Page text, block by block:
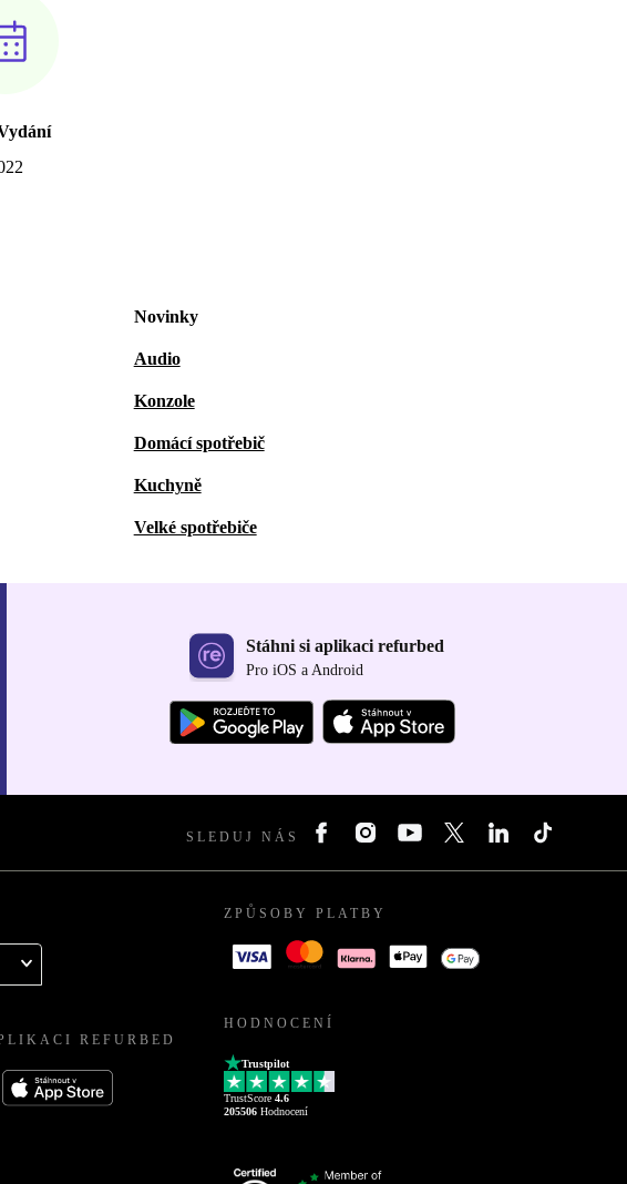
Novinky
Audio
Konzole
Domácí spotřebič
Kuchyně
Velké spotřebiče
Stáhni si aplikaci refurbed
Pro iOS a Android
SLEDUJ NÁS
REFURBED
ZPŮSOBY PLATBY
HODNOCENÍ
Trustpilot
TrustScore 4.6
205506 Hodnocení